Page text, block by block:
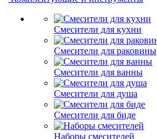
Смесители для кухни
Смесители для раковины
Смесители для ванны
Смесители для душа
Смесители для биде
Наборы смесителей